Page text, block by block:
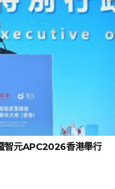
智元APC2026香港舉行